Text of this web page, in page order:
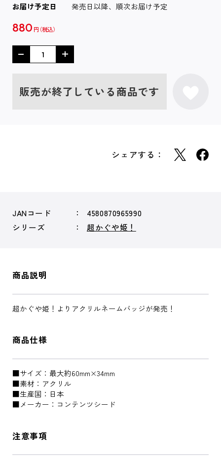
お届け予定日 発売日以降、順次お届け予定
880 円
販売が終了している商品です
シェアする：
JANコード
4580870965990
シリーズ
超かぐや姫！
商品説明
超かぐや姫！よりアクリルネームバッジが発売！
商品仕様
■サイズ：最大約60mm×34mm
■素材：アクリル
■生産国：日本
■メーカー：コンテンツシード
注意事項